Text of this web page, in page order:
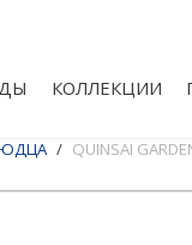
КОЛЛЕКЦИИ
QUINSAI